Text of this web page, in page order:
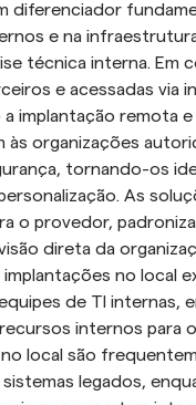
diferenciador
e na
técnica interna. Em
e acessadas via
implantação remota
às organizações
tornando-os
As
o provedor,
direta da
implantações no local
de TI internas,
internos para
local são
legados,